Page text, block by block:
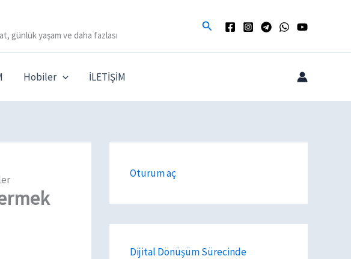
günlük yaşam ve daha fazlası
Arama
Hobiler İLETİŞİM
Oturum aç
Dijital Dönüşüm Sürecinde